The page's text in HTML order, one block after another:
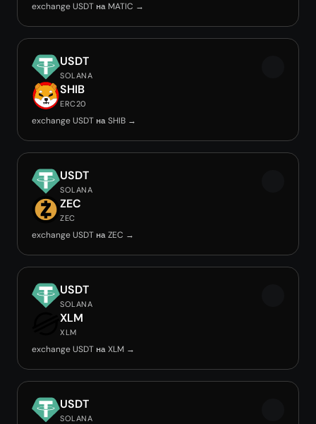
exchange USDT на MATIC →
USDT
SOLANA
SHIB
ERC20
exchange USDT на SHIB →
USDT
SOLANA
ZEC
ZEC
exchange USDT на ZEC →
USDT
SOLANA
XLM
XLM
exchange USDT на XLM →
USDT
SOLANA